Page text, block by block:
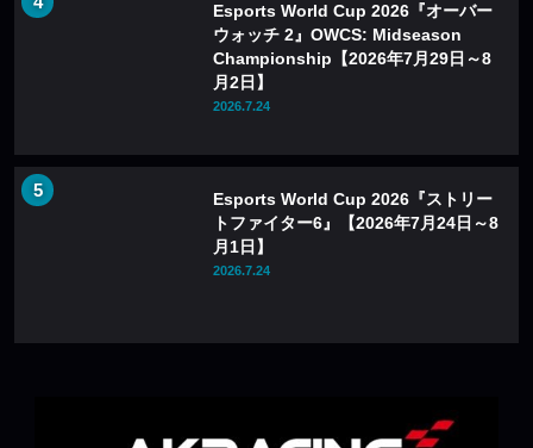
Esports World Cup 2026『オーバー
ウォッチ 2』OWCS: Midseason
Championship【2026年7月29日～8
月2日】
2026.7.24
Esports World Cup 2026『ストリー
トファイター6』【2026年7月24日～8
月1日】
2026.7.24